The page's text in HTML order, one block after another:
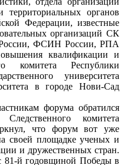
территориальных органов
Федерации, известные
организаций СК
ФСИН России, РПА
квалификации и
комитета Республики
университета
в городе Нови-Сад
форума обратился
комитета
что форум вот уже
своей площадке ученых и
и дружественных стран.
81-й годовщиной Победы в